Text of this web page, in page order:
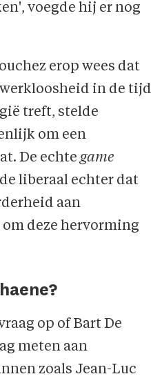
voegde hij er nog
erop wees dat
in de tijd
treft, stelde
om een
De echtegame
liberaal echter dat
aan
deze hervorming
op of Bart De
meten aan
zoals Jean-Luc